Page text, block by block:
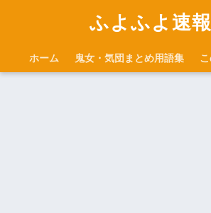
ふよふよ速報
ホーム 鬼女・気団まとめ用語集